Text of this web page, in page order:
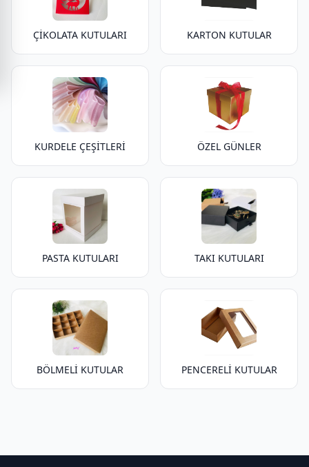
ÇİKOLATA KUTULARI KARTON KUTULAR
KURDELE ÇEŞİTLERİ ÖZEL GÜNLER
PASTA KUTULARI TAKI KUTULARI
BÖLMELİ KUTULAR PENCERELİ KUTULAR